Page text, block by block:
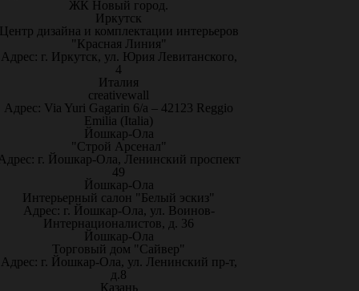
ЖК Новый город.
Иркутск
дизайна и комплектации интерьеров
"Красная Линия"
Адрес: г. Иркутск, ул. Юрия Левитанского,
4
Италия
creativewall
Адрес: Via Yuri Gagarin 6/a – 42123 Reggio
Emilia (Italia)
Йошкар-Ола
"Строй Арсенал"
г. Йошкар-Ола, Ленинский проспект
49
Йошкар-Ола
Интерьерный салон "Белый эскиз"
Адрес: г. Йошкар-Ола, ул. Воинов-
Интернационалистов, д. 36
Йошкар-Ола
Торговый дом "Сайвер"
Адрес: г. Йошкар-Ола, ул. Ленинский пр-т,
д.8
Казань